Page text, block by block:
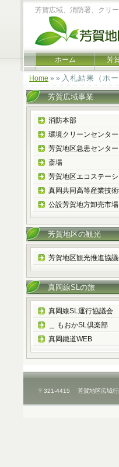
芳賀広域、消防署、クリ
ホーム 芳
Home » » 入札結果（ホ
芳賀広域事業
消防本部
環境クリーンセンター
芳賀地区急患センター
斎場
芳賀地区エコステー
真岡共同高等産業技
公設芳賀地方卸売市場
芳賀地区の観光
芳賀地区観光推進協
真岡線SLの旅
真岡線SL運行協議会
＿ もおかSL倶楽部
真岡鐵道WEB
〒321-4415 芳賀地区広域